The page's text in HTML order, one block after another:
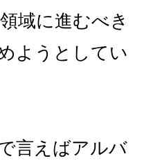
域に進むべき
ようとしてい
言えばアルバ